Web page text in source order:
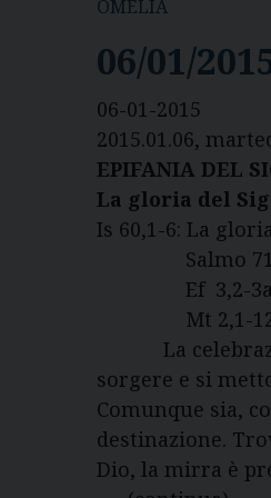
OMELIA
06/01/
06-01-2015
2015.01.06,
EPIFANIA DEL
La gloria del
Is 60,1-6: La
Salmo 71: Ti
Ef 3,2-3a.5-6:
Mt 2,1-12:
La
sorgere e si
Comunque sia,
destinazione.
Dio, la mirra è